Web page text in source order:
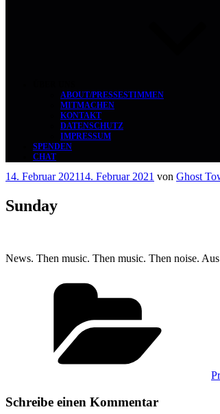
ABOUT/PRESSESTIMMEN
MITMACHEN
KONTAKT
DATENSCHUTZ
IMPRESSUM
SPENDEN
CHAT
Veröffentlicht
14. Februar 202114. Februar 2021 von Ghost
Sunday
News. Then music. Then music. Then noise.
Schreibe einen Kommentar